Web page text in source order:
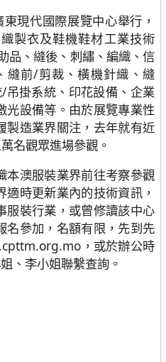
現代國際展覽中心舉行，
製衣及鞋機鞋材工業技術
品、縫後、刺繡、編織、信
縫前/剪裁、橫機針織、縫
吊掛系統、印花設備、企業
光設備等。由於展覽專業性
製造業界關注，去年就有近
名觀眾進場參觀。
本澳服裝業界前往考察參觀
時更新業內的技術資訊，
服裝行業，或曾修讀該中心
名參加，名額有限，先到先
，或於辦公時
、李小姐聯繫查詢。